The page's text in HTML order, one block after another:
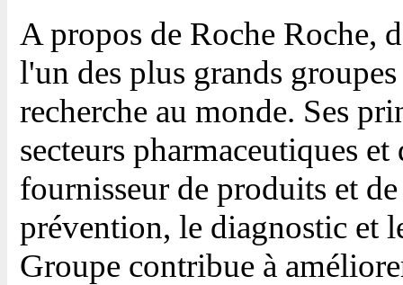
A propos de Roche Roche,
l'un des plus grands
recherche au monde. Ses
secteurs pharmaceutiques
fournisseur de produits et
prévention, le diagnostic et
Groupe contribue à